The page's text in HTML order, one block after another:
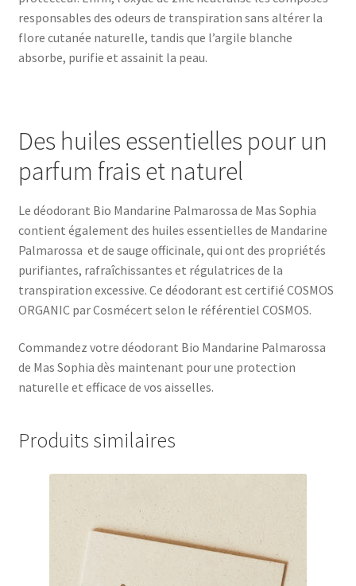
responsables des odeurs de transpiration sans altérer la
flore cutanée naturelle, tandis que l’argile blanche
absorbe, purifie et assainit la peau.
Des huiles essentielles pour un
parfum frais et naturel
Le déodorant Bio Mandarine Palmarossa de Mas Sophia
contient également des huiles essentielles de Mandarine
Palmarossa et de sauge officinale, qui ont des propriétés
purifiantes, rafraîchissantes et régulatrices de la
transpiration excessive. Ce déodorant est certifié COSMOS
ORGANIC par Cosmécert selon le référentiel COSMOS.
Commandez votre déodorant Bio Mandarine Palmarossa
de Mas Sophia dès maintenant pour une protection
naturelle et efficace de vos aisselles.
Produits similaires